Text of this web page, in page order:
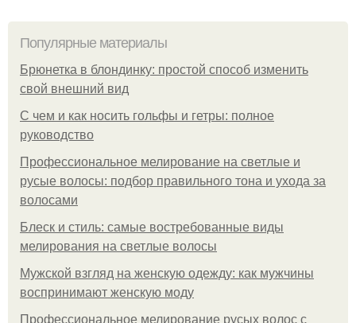
Популярные материалы
Брюнетка в блондинку: простой способ изменить
свой внешний вид
С чем и как носить гольфы и гетры: полное
руководство
Профессиональное мелирование на светлые и
русые волосы: подбор правильного тона и ухода за
волосами
Блеск и стиль: самые востребованные виды
мелирования на светлые волосы
Мужской взгляд на женскую одежду: как мужчины
воспринимают женскую моду
Профессиональное мелирование русых волос с